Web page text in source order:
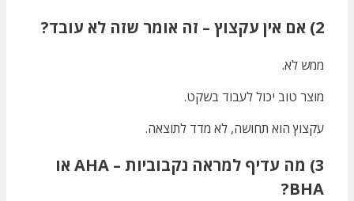
2) אם אין עקצוץ – זה אומר שזה לא עובד?
ממש לא.
מוצר טוב יכול לעבוד בשקט.
עקצוץ הוא תחושה, לא מדד לתוצאה.
3) מה עדיף למראה נקבוביות – AHA או
BHA?